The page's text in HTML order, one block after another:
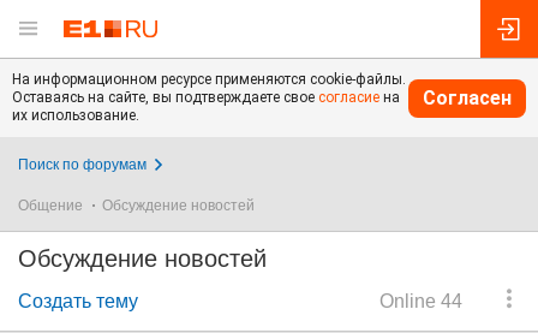
На информационном ресурсе применяются cookie-файлы.
Оставаясь на сайте, вы подтверждаете свое согласие на
их использование.
Согласен
Поиск по форумам
Общение Обсуждение новостей
Обсуждение новостей
Online 44
Создать тему